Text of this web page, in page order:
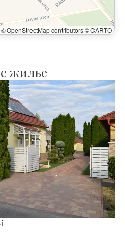
© OpenStreetMap contributors © CARTO
жилье